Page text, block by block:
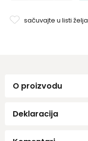
sačuvajte u listi želja
O proizvodu
Deklaracija